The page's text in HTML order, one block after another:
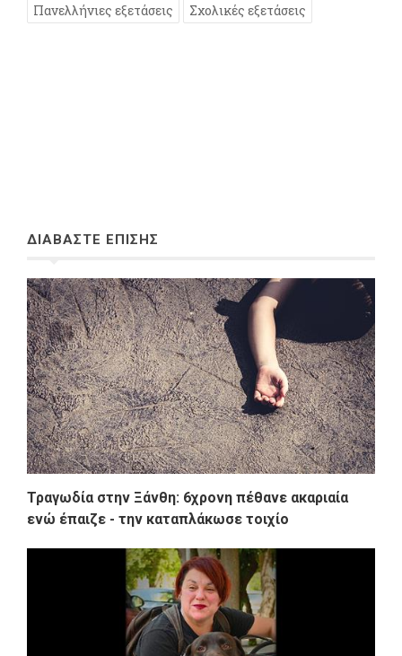
Πανελλήνιες εξετάσεις Σχολικές εξετάσεις
ΔΙΑΒΑΣΤΕ ΕΠΙΣΗΣ
Τραγωδία στην Ξάνθη: 6χρονη πέθανε ακαριαία
ενώ έπαιζε - την καταπλάκωσε τοιχίο